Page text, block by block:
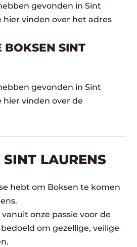
gevonden in Sint
hier vinden over het adres
BOKSEN SINT
gevonden in Sint
hier vinden over de
LAURENS
hebt om Boksen te komen
onze passie voor de
om gezellige, veilige